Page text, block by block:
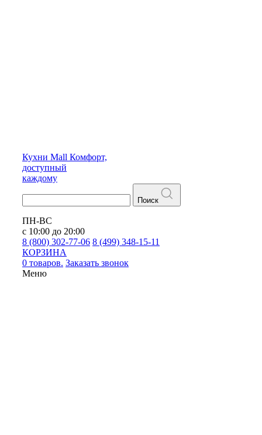
Кухни Mall Комфорт,
доступный
каждому
Поиск
ПН-ВС
с 10:00 до 20:00
8 (800) 302-77-06 8 (499) 348-15-11
КОРЗИНА
0 товаров. Заказать звонок
Меню